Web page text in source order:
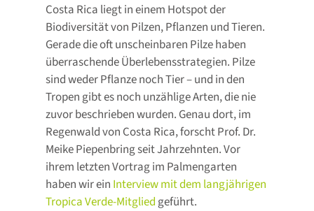
Costa Rica liegt in einem Hotspot der
Biodiversität von Pilzen, Pflanzen und Tieren.
Gerade die oft unscheinbaren Pilze haben
überraschende Überlebensstrategien. Pilze
sind weder Pflanze noch Tier – und in den
Tropen gibt es noch unzählige Arten, die nie
zuvor beschrieben wurden. Genau dort, im
Regenwald von Costa Rica, forscht Prof. Dr.
Meike Piepenbring seit Jahrzehnten. Vor
ihrem letzten Vortrag im Palmengarten
haben wir ein Interview mit dem langjährigen
Tropica Verde-Mitglied geführt.